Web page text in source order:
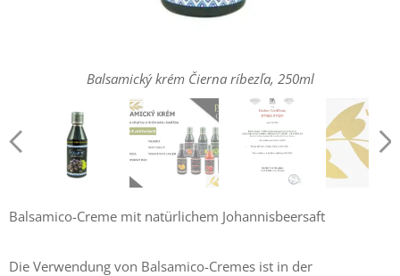
Balsamický krém Čierna ríbezľa, 250ml
Košer certifikát
Balsamico-Creme mit natürlichem Johannisbeersaft
Die Verwendung von Balsamico-Cremes ist in der